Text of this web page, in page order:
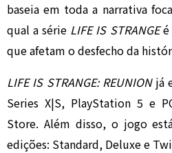
baseia em toda a narrativa
qual a série LIFE IS STRANGEé
que afetam o desfecho da
LIFE IS STRANGE: REUNIONjá
Series X|S, PlayStation 5 e
Store. Além disso, o jogo
edições: Standard, Deluxe e